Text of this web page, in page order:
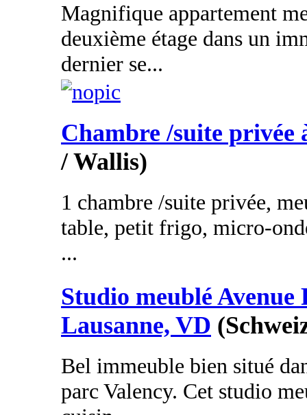
Magnifique appartement
deuxième étage dans un
dernier se...
Chambre /suite privée
/ Wallis)
1 chambre /suite privée,
table, petit frigo, micro-
...
Studio meublé Avenue
Lausanne, VD
Bel immeuble bien situé
parc Valency. Cet studio